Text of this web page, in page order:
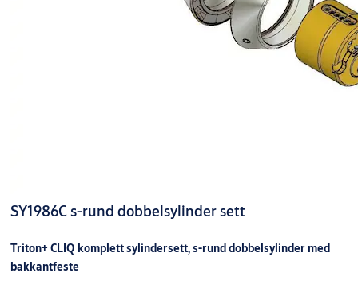
SY1986C s-rund dobbelsylinder sett
Triton+ CLIQ komplett sylindersett, s-rund dobbelsylinder med
bakkantfeste